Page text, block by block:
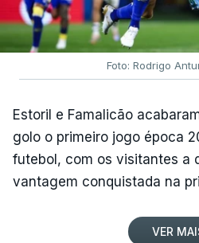
Foto: Rodrigo
Estoril e Famalicão
golo o primeiro jogo época
futebol, com os visitantes a
vantagem conquistada na
VER